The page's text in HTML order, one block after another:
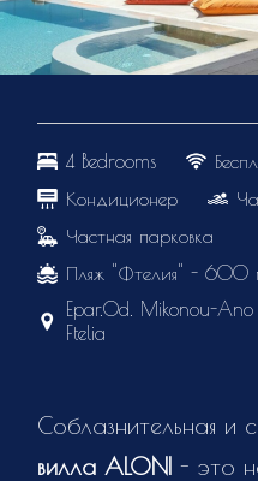
4 Bedrooms
Кондиционер
Частная парковка
Пляж "Фтелия" - 600
Epar.Od. Mikonou-
Ftelia
Соблазнительная и
вилла ALONI - это